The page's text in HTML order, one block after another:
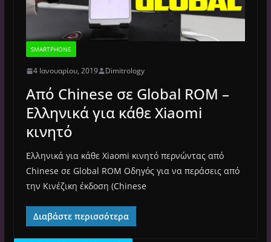
SMARTPHONE
4 Ιανουαρίου, 2019 Dimitrology
Από Chinese σε Global ROM –
Ελληνικά για κάθε Xiaomi
κινητό
Ελληνικά για κάθε Xiaomi κινητό περνώντας από
Chinese σε Global ROM Οδηγός για να περάσεις από
την Κινέζικη έκδοση (Chinese
Διαβάστε περισσότερα